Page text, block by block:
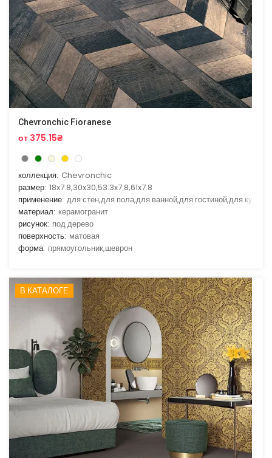
Chevronchic Fioranese
от 375.15₴
коллекция: Chevronchic
размер: 18x7.8,30x30,53.3x7.8,61x7.8
применение: для стен,для пола,для ванной,для гостиной,для кухни
материал: керамогранит
рисунок: под дерево
поверхность: матовая
форма: прямоугольник,шеврон
В КАТАЛОГЕ